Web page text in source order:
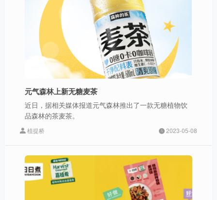
元气森林上新无糖麦茶
近日，据相关媒体报道元气森林推出了一款无糖植物饮
品森林的茶麦茶。
植提桥 2023-05-08